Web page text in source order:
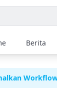
Berita